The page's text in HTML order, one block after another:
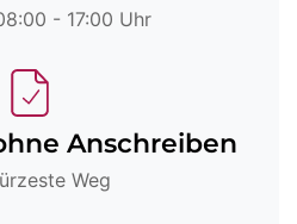
- 17:00 Uhr
Anschreiben
Weg